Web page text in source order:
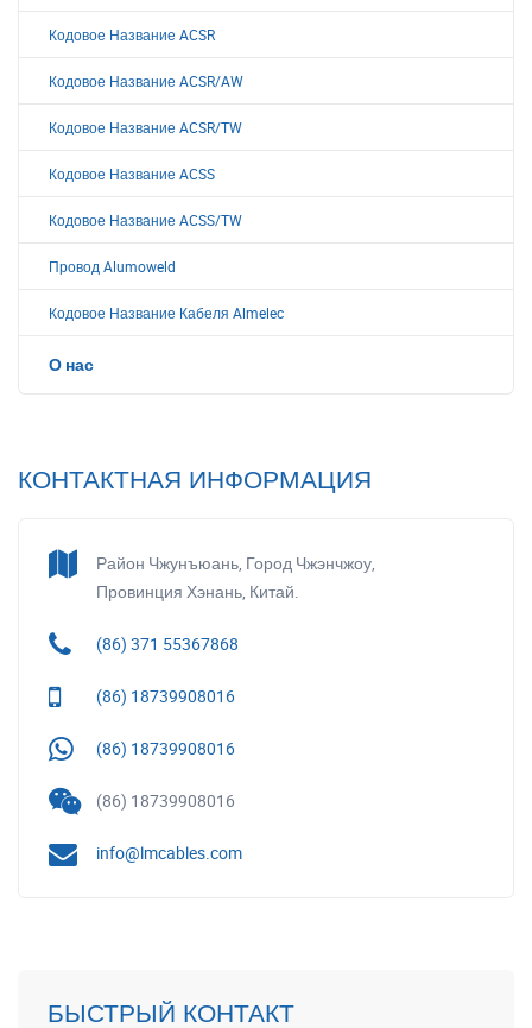
Кодовое Название ACSR
Кодовое Название ACSR/AW
Кодовое Название ACSR/TW
Кодовое Название ACSS
Кодовое Название ACSS/TW
Провод Alumoweld
Кодовое Название Кабеля Almelec
О нас
КОНТАКТНАЯ ИНФОРМАЦИЯ
Район Чжунъюань, Город Чжэнчжоу,
Провинция Хэнань, Китай.
(86) 371 55367868
(86) 18739908016
(86) 18739908016
(86) 18739908016
info@lmcables.com
БЫСТРЫЙ КОНТАКТ